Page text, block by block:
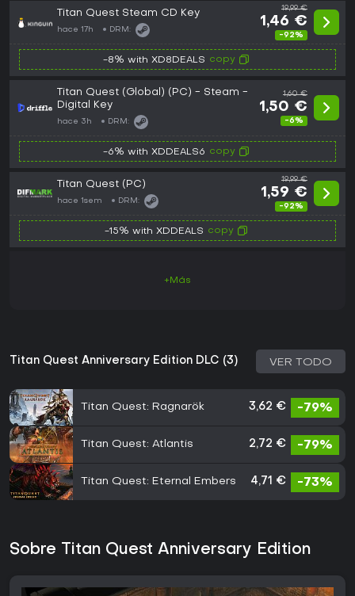
Titan Quest Steam CD Key
hace 17h DRM:
19,99 €
1,46 €
-92%
-8% with XD8DEALS copy
Titan Quest (Global) (PC) - Steam -
Digital Key
hace 3h DRM:
1,60 €
1,50 €
-6%
-6% with XDDEALS6 copy
Titan Quest (PC)
hace 1sem DRM:
19,99 €
1,59 €
-92%
-15% with XDDEALS copy
+Más
Titan Quest Anniversary Edition DLC (3) VER TODO
Titan Quest: Ragnarök 3,62 € -79%
Titan Quest: Atlantis 2,72 € -79%
Titan Quest: Eternal Embers 4,71 € -73%
Sobre Titan Quest Anniversary Edition